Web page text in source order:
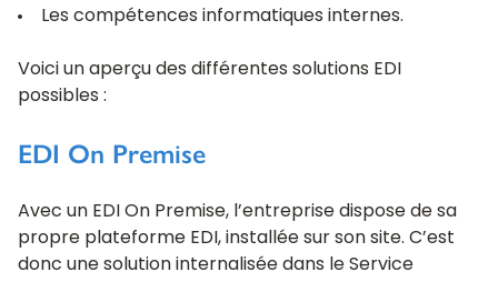
Les compétences informatiques internes.
Voici un aperçu des différentes solutions EDI
possibles :
EDI On Premise
Avec un EDI On Premise, l’entreprise dispose de sa
propre plateforme EDI, installée sur son site. C’est
donc une solution internalisée dans le Service